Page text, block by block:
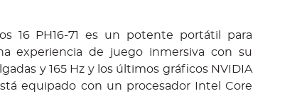
16 PH16-71 es un potente portátil para
experiencia de juego inmersiva con su
y 165 Hz y los últimos gráficos NVIDIA
equipado con un procesador Intel Core